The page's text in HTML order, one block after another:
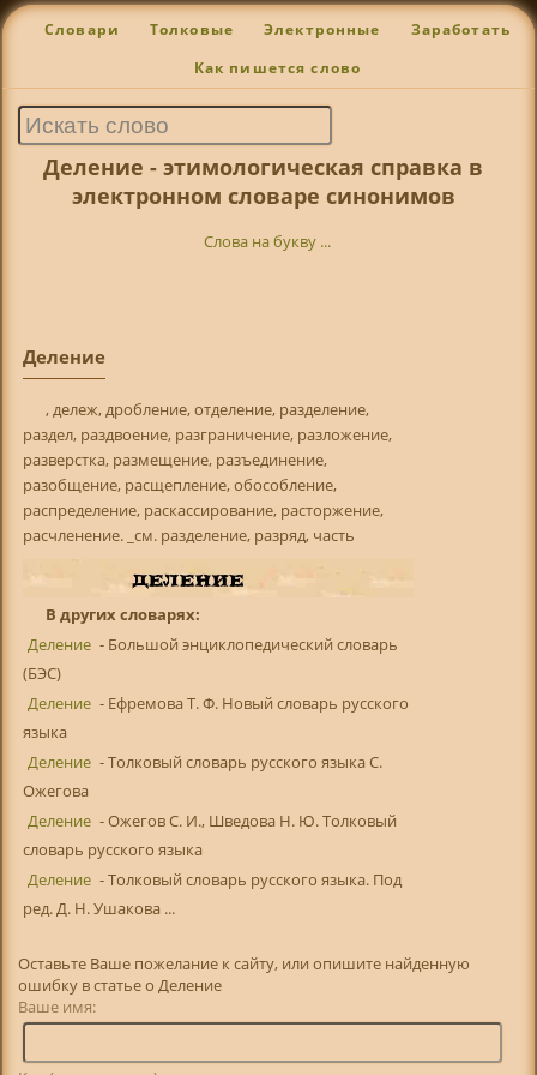
Словари Толковые Электронные Заработать
Как пишется слово
Деление - этимологическая справка в
электронном словаре синонимов
Слова на букву ...
Деление
, дележ, дробление, отделение, разделение,
раздел, раздвоение, разграничение, разложение,
разверстка, размещение, разъединение,
разобщение, расщепление, обособление,
распределение, раскассирование, расторжение,
расчленение. _см. разделение, разряд, часть
В других словарях:
Деление - Большой энциклопедический словарь
(БЭС)
Деление - Ефремова Т. Ф. Новый словарь русского
языка
Деление - Толковый словарь русского языка С.
Ожегова
Деление - Ожегов С. И., Шведова Н. Ю. Толковый
словарь русского языка
Деление - Толковый словарь русского языка. Под
ред. Д. Н. Ушакова ...
Оставьте Ваше пожелание к сайту, или опишите найденную
ошибку в статье о Деление
Ваше имя: